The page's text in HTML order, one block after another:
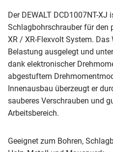
Der DEWALT DCD1007NT-
Schlagbohrschrauber für den
XR / XR-Flexvolt System.
Belastung ausgelegt und
dank elektronischer
abgestuftem
Innenausbau überzeugt er
sauberes Verschrauben und
Arbeitsbereich.
Geeignet zum Bohren,